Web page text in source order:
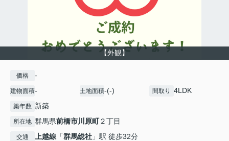
【外観】
価格 -
建物面積- 土地面積-(-) 間取り 4LDK
築年数 新築
所在地 群馬県前橋市川原町２丁目
交通 上越線 「群馬総社 」駅 徒歩32分